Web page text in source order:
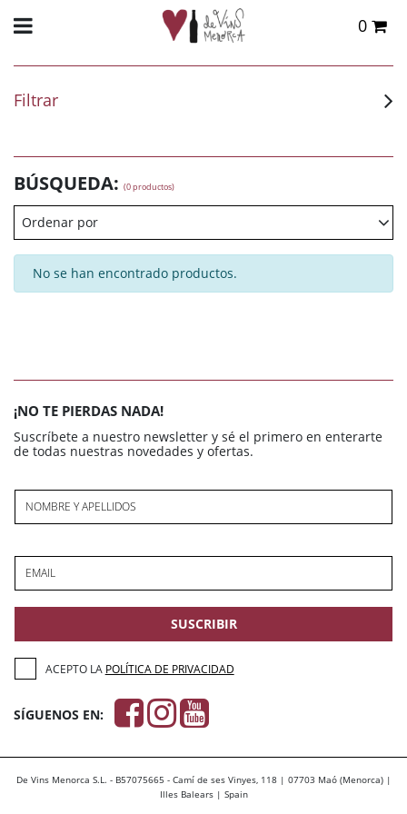
0
Filtrar
BÚSQUEDA: (0 productos)
Ordenar por
No se han encontrado productos.
¡NO TE PIERDAS NADA!
Suscríbete a nuestro newsletter y sé el primero en enterarte
de todas nuestras novedades y ofertas.
NOMBRE Y APELLIDOS
EMAIL
SUSCRIBIR
ACEPTO LA POLÍTICA DE PRIVACIDAD
SÍGUENOS EN:
De Vins Menorca S.L. - B57075665 - Camí de ses Vinyes, 118 | 07703 Maó (Menorca) |
Illes Balears | Spain